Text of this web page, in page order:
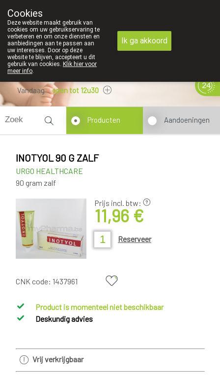
03/312 12 20
Vandaag open tot 12u30
Producten Aandoeningen
INOTYOL 90 G ZALF
URGO HEALTHCARE
90 gram zalf
Prijs incl. btw:
11,96 €
Reserveer
CNK code: 1437961
Product is momenteel niet beschikbaar
Deskundig advies
Vrij verkrijgbaar
Cookies
Deze website maakt gebruik van
cookies om uw gebruikservaring te
verbeteren en om onze diensten en
aanbiedingen aan te passen aan
uw interesses. Door op deze
website te blijven, accepteert u dit
gebruik van cookies. Klik hier voor
meer info.
Ik ga akkoord